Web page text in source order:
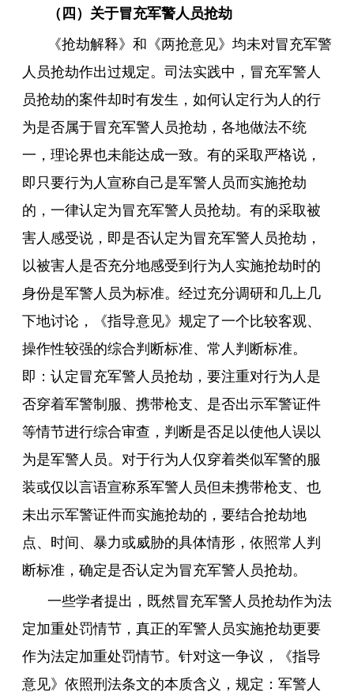
（四）关于冒充军警人员抢劫
《抢劫解释》和《两抢意见》均未对冒充军警
人员抢劫作出过规定。司法实践中，冒充军警人
员抢劫的案件却时有发生，如何认定行为人的行
为是否属于冒充军警人员抢劫，各地做法不统
一，理论界也未能达成一致。有的采取严格说，
即只要行为人宣称自己是军警人员而实施抢劫
的，一律认定为冒充军警人员抢劫。有的采取被
害人感受说，即是否认定为冒充军警人员抢劫，
以被害人是否充分地感受到行为人实施抢劫时的
身份是军警人员为标准。经过充分调研和几上几
下地讨论，《指导意见》规定了一个比较客观、
操作性较强的综合判断标准、常人判断标准。
即：认定冒充军警人员抢劫，要注重对行为人是
否穿着军警制服、携带枪支、是否出示军警证件
等情节进行综合审查，判断是否足以使他人误以
为是军警人员。对于行为人仅穿着类似军警的服
装或仅以言语宣称系军警人员但未携带枪支、也
未出示军警证件而实施抢劫的，要结合抢劫地
点、时间、暴力或威胁的具体情形，依照常人判
断标准，确定是否认定为冒充军警人员抢劫。
一些学者提出，既然冒充军警人员抢劫作为法
定加重处罚情节，真正的军警人员实施抢劫更要
作为法定加重处罚情节。针对这一争议，《指导
意见》依照刑法条文的本质含义，规定：军警人